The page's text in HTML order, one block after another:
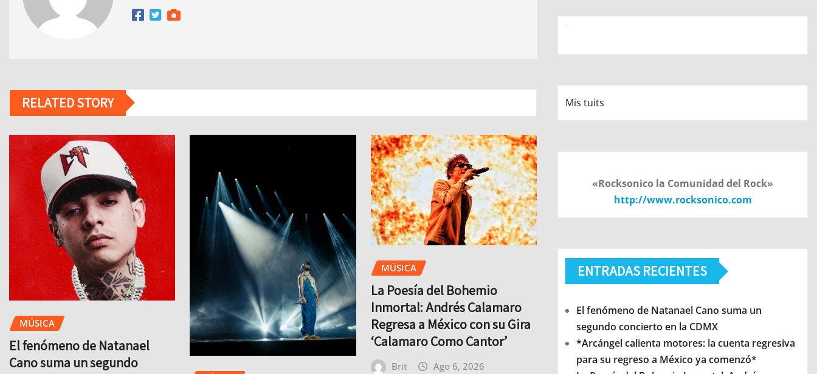
RELATED STORY
MÚSICA
El fenómeno de Natanael
Cano suma un segundo
MÚSICA
La Poesía del Bohemio
Inmortal: Andrés Calamaro
Regresa a México con su Gira
‘Calamaro Como Cantor’
Brit Ago 6, 2026
Mis tuits
«Rocksonico la Comunidad del Rock»
http://www.rocksonico.com
ENTRADAS RECIENTES
El fenómeno de Natanael Cano suma un
segundo concierto en la CDMX
*Arcángel calienta motores: la cuenta regresiva
para su regreso a México ya comenzó*